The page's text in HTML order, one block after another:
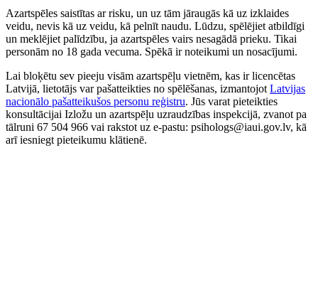
Azartspēles saistītas ar risku, un uz tām jāraugās kā uz izklaides
veidu, nevis kā uz veidu, kā pelnīt naudu. Lūdzu, spēlējiet atbildīgi
un meklējiet palīdzību, ja azartspēles vairs nesagādā prieku. Tikai
personām no 18 gada vecuma. Spēkā ir noteikumi un nosacījumi.
Lai bloķētu sev pieeju visām azartspēļu vietnēm, kas ir licencētas
Latvijā, lietotājs var pašatteikties no spēlēšanas, izmantojot Latvijas
nacionālo pašatteikušos personu reģistru. Jūs varat pieteikties
konsultācijai Izložu un azartspēļu uzraudzības inspekcijā, zvanot pa
tālruni 67 504 966 vai rakstot uz e-pastu: psihologs@iaui.gov.lv, kā
arī iesniegt pieteikumu klātienē.